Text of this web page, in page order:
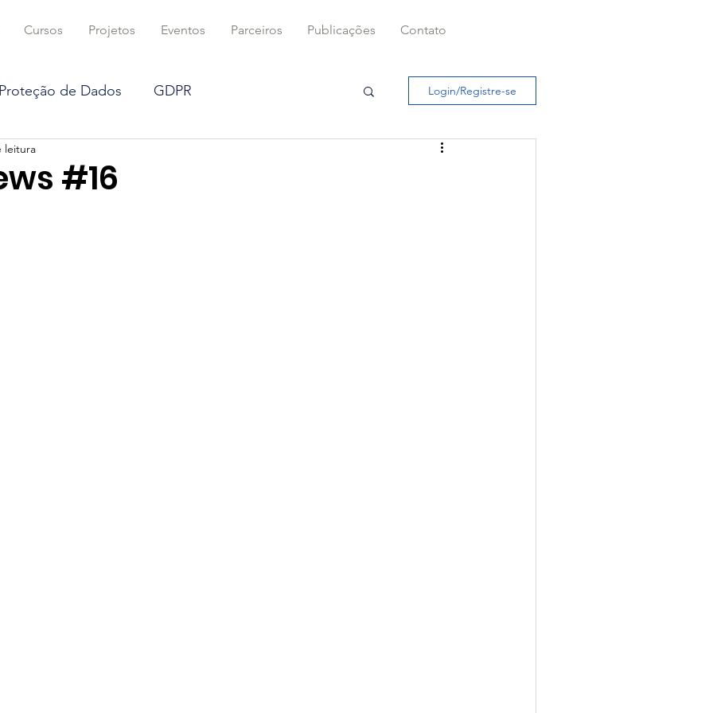
Cursos Projetos Eventos Parceiros Publicações Contato
de Dados GDPR
na mídia
Login/Registre-se
#16
leitura